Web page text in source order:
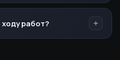
в договоре
по письменному
работ?